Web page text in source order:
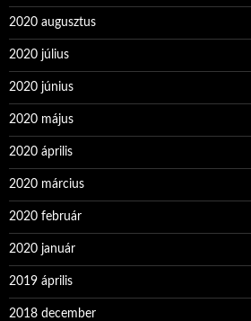
2020 augusztus
2020 július
2020 június
2020 május
2020 április
2020 március
2020 február
2020 január
2019 április
2018 december